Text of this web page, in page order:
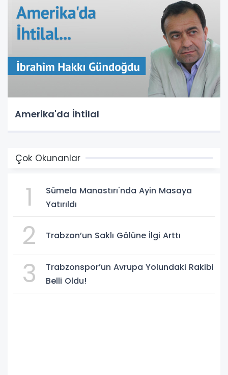
Amerika'da İhtilal
Çok Okunanlar
1
Sümela Manastırı'nda Ayin Masaya
Yatırıldı
2 Trabzon’un Saklı Gölüne İlgi Arttı
3
Trabzonspor’un Avrupa Yolundaki Rakibi
Belli Oldu!